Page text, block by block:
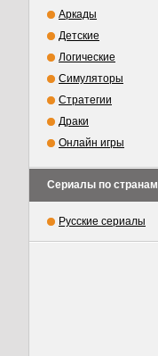
Аркады
Детские
Логические
Симуляторы
Стратегии
Драки
Онлайн игры
Сериалы по странам
Русские сериалы